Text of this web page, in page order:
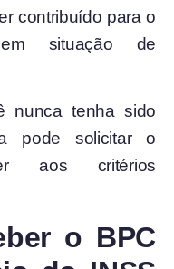
contribuído para o
situação de
nunca tenha sido
pode solicitar o
aos critérios
o BPC